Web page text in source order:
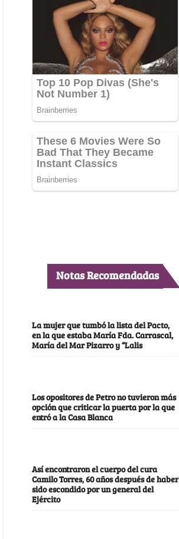
Notas Recomendadas
La mujer que tumbó la lista del Pacto,
en la que estaba María Fda. Carrascal,
María del Mar Pizarro y “Lalis
Los opositores de Petro no tuvieron más
opción que criticar la puerta por la que
entró a la Casa Blanca
Así encontraron el cuerpo del cura
Camilo Torres, 60 años después de haber
sido escondido por un general del
Ejército